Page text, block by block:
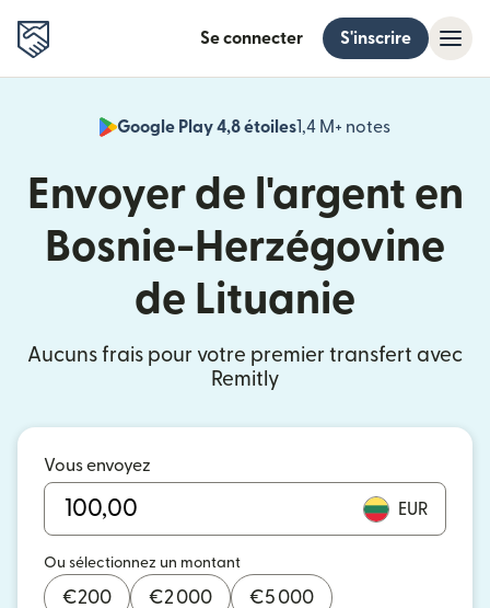
Se connecter S'inscrire
Google Play 4,8 étoiles1,4 M+ notes
Envoyer de l'argent en
Bosnie-Herzégovine
de Lituanie
Aucuns frais pour votre premier transfert avec
Remitly
Vous envoyez
EUR
Ou sélectionnez un montant
€200 €2 000 €5 000